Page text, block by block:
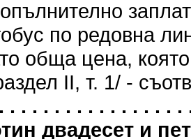
по редовна
обща цена,
II, т. 1/ -
. . . . . . . . . . . . . . .
двадесет и